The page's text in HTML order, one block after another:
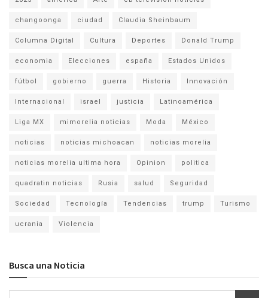
changoonga ciudad Claudia Sheinbaum
Columna Digital Cultura Deportes Donald Trump
economia Elecciones españa Estados Unidos
fútbol gobierno guerra Historia Innovación
Internacional israel justicia Latinoamérica
Liga MX mimorelia noticias Moda México
noticias noticias michoacan noticias morelia
noticias morelia ultima hora Opinion politica
quadratin noticias Rusia salud Seguridad
Sociedad Tecnología Tendencias trump Turismo
ucrania Violencia
Busca una Noticia